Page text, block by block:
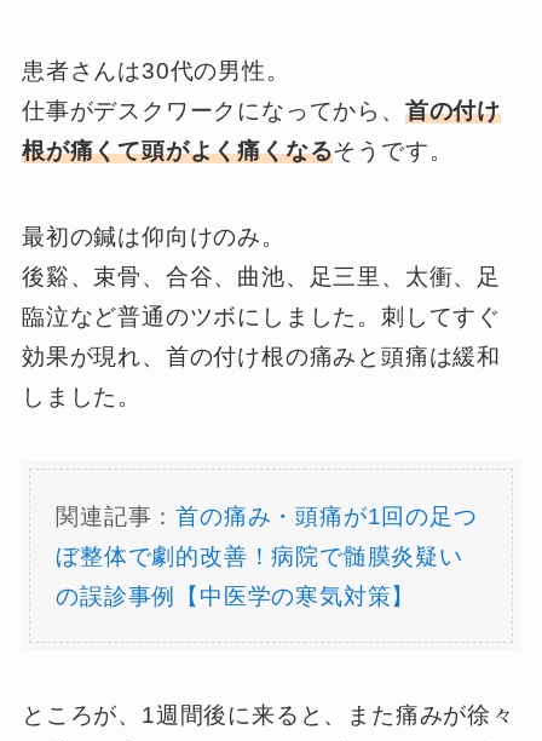
患者さんは30代の男性。
仕事がデスクワークになってから、 首の付け
根が痛くて頭がよく痛くなるそうです。
最初の鍼は仰向けのみ。
後谿、束骨、合谷、曲池、足三里、太衝、足
臨泣など普通のツボにしました。刺してすぐ
効果が現れ、首の付け根の痛みと頭痛は緩和
しました。
関連記事：首の痛み・頭痛が1回の足つ
ぼ整体で劇的改善！病院で髄膜炎疑い
の誤診事例【中医学の寒気対策】
ところが、1週間後に来ると、また痛みが徐々